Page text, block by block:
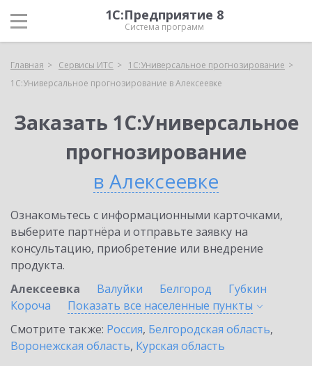
1С:Предприятие 8
Система программ
Главная Сервисы ИТС
1С:Универсальное прогнозирование
1С:Универсальное прогнозирование в Алексеевке
Заказать 1С:Универсальное
прогнозирование
в Алексеевке
Ознакомьтесь с информационными карточками,
выберите партнёра и отправьте заявку на
консультацию, приобретение или внедрение
продукта.
Алексеевка
Валуйки Белгород
Губкин
Короча
Показать все населенные пункты
Смотрите также: Россия, Белгородская область,
Воронежская область, Курская область